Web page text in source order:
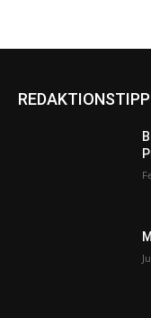
REDAKTIONSTIPP